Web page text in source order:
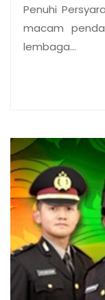
Penuhi
macam
lembaga…